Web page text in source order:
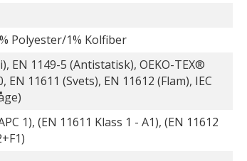
Polyester/1% Kolfiber
EN 1149-5 (Antistatisk), OEKO-TEX®
EN 11611 (Svets), EN 11612 (Flam), IEC
1), (EN 11611 Klass 1 - A1), (EN 11612